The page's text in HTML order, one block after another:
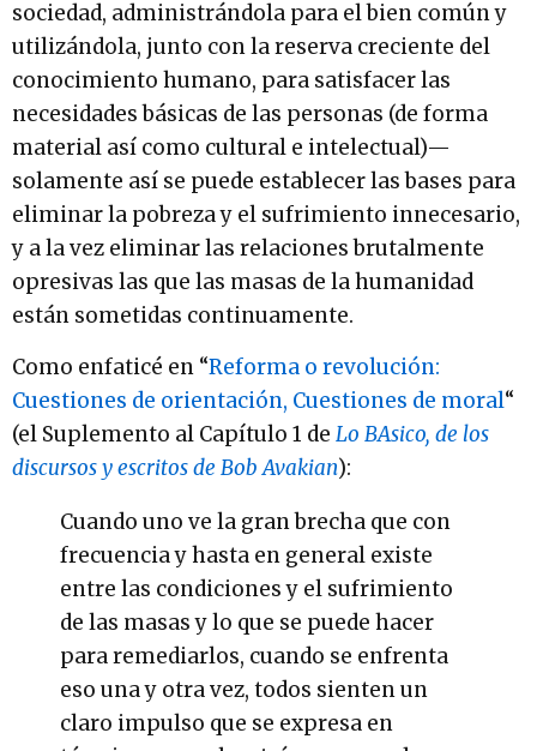
sociedad, administrándola para el bien común y
utilizándola, junto con la reserva creciente del
conocimiento humano, para satisfacer las
necesidades básicas de las personas (de forma
material así como cultural e intelectual)—
solamente así se puede establecer las bases para
eliminar la pobreza y el sufrimiento innecesario,
y a la vez eliminar las relaciones brutalmente
opresivas las que las masas de la humanidad
están sometidas continuamente.
Como enfaticé en “Reforma o revolución:
Cuestiones de orientación, Cuestiones de moral“
(el Suplemento al Capítulo 1 de Lo BAsico, de los
discursos y escritos de Bob Avakian):
Cuando uno ve la gran brecha que con
frecuencia y hasta en general existe
entre las condiciones y el sufrimiento
de las masas y lo que se puede hacer
para remediarlos, cuando se enfrenta
eso una y otra vez, todos sienten un
claro impulso que se expresa en